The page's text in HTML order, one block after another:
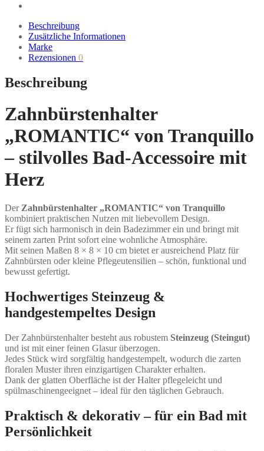
Beschreibung
Zusätzliche Informationen
Marke
Rezensionen 0
Beschreibung
Zahnbürstenhalter
„ROMANTIC“ von Tranquillo
– stilvolles Bad-Accessoire mit
Herz
DerZahnbürstenhalter „ROMANTIC“ von Tranquillo
kombiniert praktischen Nutzen mit liebevollem Design.
Er fügt sich harmonisch in dein Badezimmer ein und bringt mit
seinem zarten Print sofort eine wohnliche Atmosphäre.
Mit seinen Maßen 8 × 8 × 10 cm bietet er ausreichend Platz für
Zahnbürsten oder kleine Pflegeutensilien – schön, funktional und
bewusst gefertigt.
Hochwertiges Steinzeug &
handgestempeltes Design
Der Zahnbürstenhalter besteht aus robustem Steinzeug (Steingut)
und ist mit einer feinen Glasur überzogen.
Jedes Stück wird sorgfältig handgestempelt, wodurch die zarten
floralen Muster ihren einzigartigen Charakter erhalten.
Dank der glatten Oberfläche ist der Halter pflegeleicht und
spülmaschinengeeignet – ideal für den täglichen Gebrauch.
Praktisch & dekorativ – für ein Bad mit
Persönlichkeit